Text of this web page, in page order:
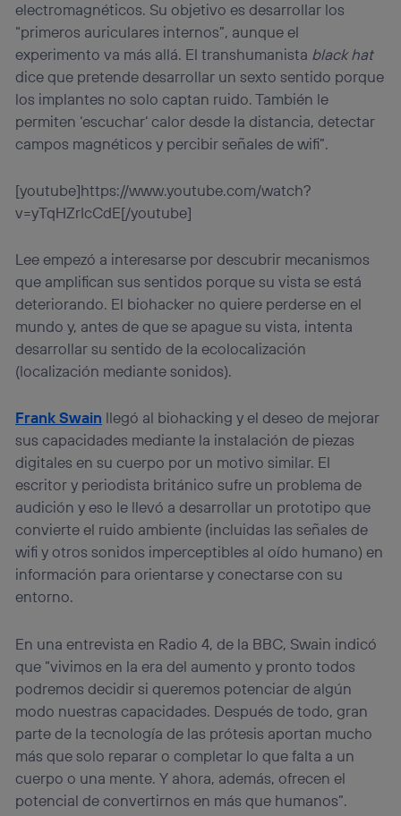
electromagnéticos. Su objetivo es desarrollar los
“primeros auriculares internos”, aunque el
experimento va más allá. El transhumanista black hat
dice que pretende desarrollar un sexto sentido porque
los implantes no solo captan ruido. También le
permiten ‘escuchar‘ calor desde la distancia, detectar
campos magnéticos y percibir señales de wifi”.
[youtube]https://www.youtube.com/watch?
v=yTqHZrIcCdE[/youtube]
Lee empezó a interesarse por descubrir mecanismos
que amplifican sus sentidos porque su vista se está
deteriorando. El biohacker no quiere perderse en el
mundo y, antes de que se apague su vista, intenta
desarrollar su sentido de la ecolocalización
(localización mediante sonidos).
Frank Swain llegó al biohacking y el deseo de mejorar
sus capacidades mediante la instalación de piezas
digitales en su cuerpo por un motivo similar. El
escritor y periodista británico sufre un problema de
audición y eso le llevó a desarrollar un prototipo que
convierte el ruido ambiente (incluidas las señales de
wifi y otros sonidos imperceptibles al oído humano) en
información para orientarse y conectarse con su
entorno.
En una entrevista en Radio 4, de la BBC, Swain indicó
que “vivimos en la era del aumento y pronto todos
podremos decidir si queremos potenciar de algún
modo nuestras capacidades. Después de todo, gran
parte de la tecnología de las prótesis aportan mucho
más que solo reparar o completar lo que falta a un
cuerpo o una mente. Y ahora, además, ofrecen el
potencial de convertirnos en más que humanos”.